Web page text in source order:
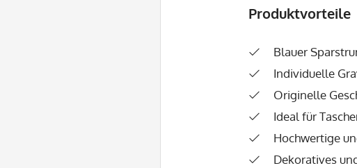
Produktvorteile
Blauer
Individuelle
Originelle
Ideal für
Hochwertige
Dekoratives